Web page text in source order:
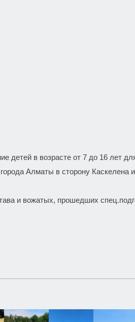
детей в возрасте от 7 до 16 лет
Алматы в сторону Каскелена
и вожатых, прошедших